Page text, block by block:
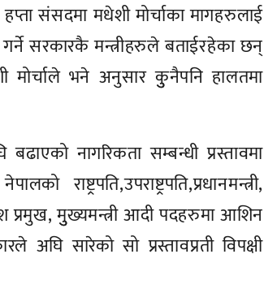
संसदमा मधेशी मोर्चाका मागहरुलाई
सरकारकै मन्त्रीहरुले बताईरहेका छन्
मोर्चाले भने अनुसार कुुनैपनि हालतमा
नागरिकता सम्बन्धी प्रस्तावमा
प्रमुख, मुुख्यमन्त्री आदी पदहरुमा आशिन
सारेको सो प्रस्तावप्रती विपक्षी